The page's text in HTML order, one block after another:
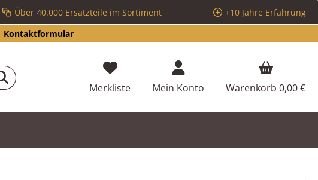
Über 40.000 Ersatzteile im Sortiment
+10 Jahre Erfahrung
Kontaktformular
MerklisteDu hast 0 Produkte auf dem Merkzettel
Mein Konto Warenkorb 0,00 €